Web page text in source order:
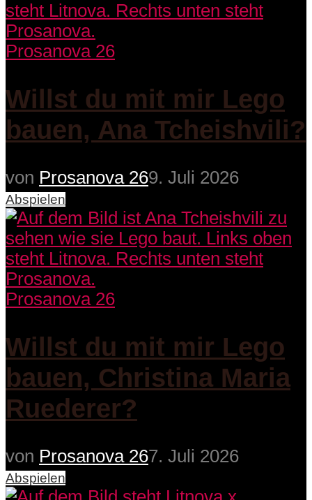
Prosanova 26
Willst du mit mir Lego
bauen, Ana Tcheishvili?
von Prosanova 269. Juli 2026
Abspielen
Prosanova 26
Willst du mit mir Lego
bauen, Christina Maria
Ruederer?
von Prosanova 267. Juli 2026
Abspielen